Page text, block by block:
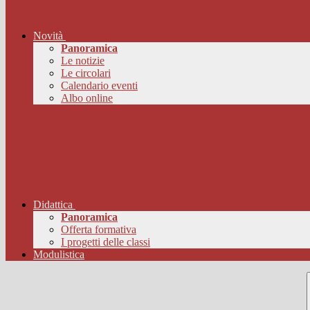
Novità
Panoramica
Le notizie
Le circolari
Calendario eventi
Albo online
Didattica
Panoramica
Offerta formativa
I progetti delle classi
Modulistica